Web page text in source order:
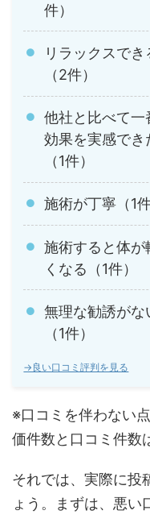
件）
リラックスでき
（2件）
他社と比べて一
効果を実感でき
（1件）
施術が丁寧（1件
施術すると体が
くなる（1件）
無理な勧誘がな
（1件）
→良い口コミ評判を見る
※口コミを伴わない
価件数と口コミ件数
それでは、実際に投
ょう。まずは、悪い